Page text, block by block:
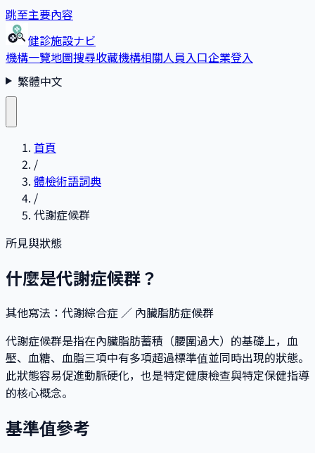
跳至主要內容
健診施設ナビ
機構一覽地圖搜尋收藏機構相關人員入口企業登入
繁體中文
首頁
/
體檢術語詞典
/
代謝症候群
所見與狀態
什麼是代謝症候群？
其他寫法 ： 代謝綜合症 ／ 內臟脂肪症候群
代謝症候群是指在內臟脂肪蓄積（腰圍過大）的基礎上，血
壓、血糖、血脂三項中有多項超過標準值並同時出現的狀態。
此狀態容易促進動脈硬化，也是特定健康檢查與特定保健指導
的核心概念。
基準值參考